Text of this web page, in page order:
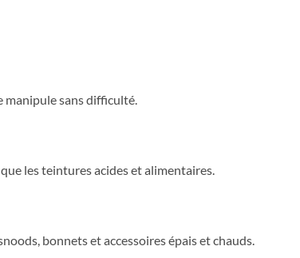
manipule sans difficulté.
les teintures acides et alimentaires.
bonnets et accessoires épais et chauds.